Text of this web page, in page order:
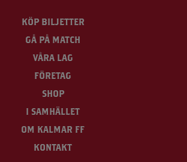
KÖP BILJETTER
GÅ PÅ MATCH
VÅRA LAG
FÖRETAG
SHOP
I SAMHÄLLET
OM KALMAR FF
KONTAKT